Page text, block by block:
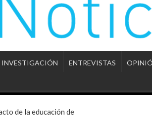
INVESTIGACIÓN ENTREVISTAS
de la educación de